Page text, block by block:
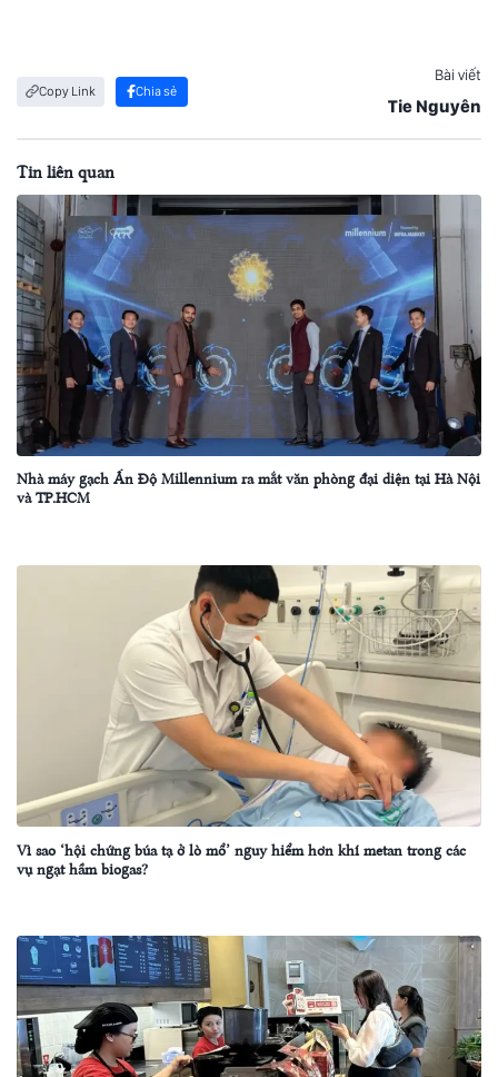
Copy Link Chia sẻ
Bài viết
Tie Nguyên
Tin liên quan
Nhà máy gạch Ấn Độ Millennium ra mắt văn phòng đại diện tại Hà Nội
và TP.HCM
Vì sao ‘hội chứng búa tạ ở lò mổ’ nguy hiểm hơn khí metan trong các
vụ ngạt hầm biogas?